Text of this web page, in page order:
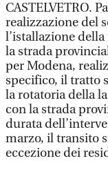
CASTELVETRO.
realizzazione del
l’istallazione
la strada
per Modena,
specifico, il tratto
la rotatoria della
con la strada
durata
marzo, il transito
eccezione dei